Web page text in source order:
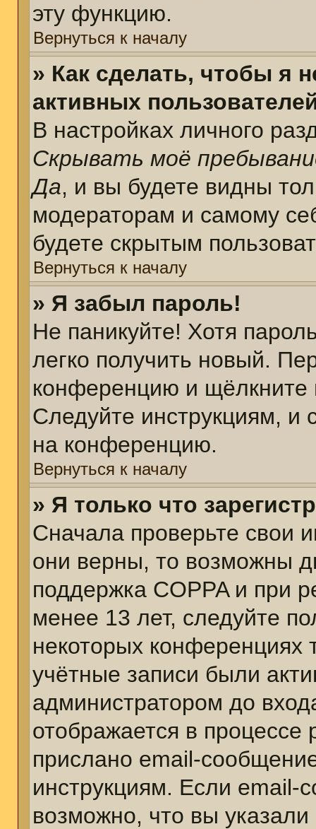
эту функцию.
Вернуться к началу
» Как сделать, чтобы я
активных
В настройках личного
Скрывать моё
Да, и вы будете видны
модераторам и самому
будете скрытым
Вернуться к началу
» Я забыл пароль!
Не паникуйте! Хотя
легко получить новый.
конференцию и щёлкните
Следуйте инструкциям, и
на конференцию.
Вернуться к началу
» Я только что
Сначала проверьте свои
они верны, то возможны
поддержка COPPA и при
менее 13 лет, следуйте
некоторых конференциях
учётные записи были
администратором до
отображается в
прислано email-
инструкциям. Если email-
возможно, что вы